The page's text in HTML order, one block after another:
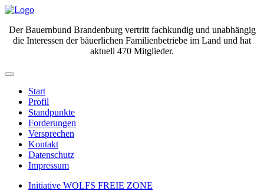
Der Bauernbund Brandenburg vertritt fachkundig und unabhängig
die Interessen der bäuerlichen Familienbetriebe im Land und hat
aktuell 470 Mitglieder.
Start
Profil
Standpunkte
Forderungen
Versprechen
Kontakt
Datenschutz
Impressum
Initiative WOLFS FREIE ZONE